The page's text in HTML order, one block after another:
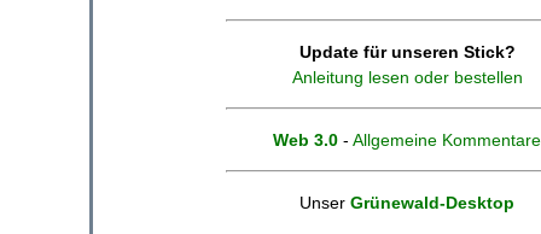
Update für unseren Stick?
Anleitung lesen oder bestellen
Web 3.0 - Allgemeine Kommentare
Unser Grünewald-Desktop